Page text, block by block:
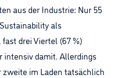
aus der Industrie: Nur 55
als
drei Viertel (67 %)
intensiv damit. Allerdings
im Laden tatsächlich